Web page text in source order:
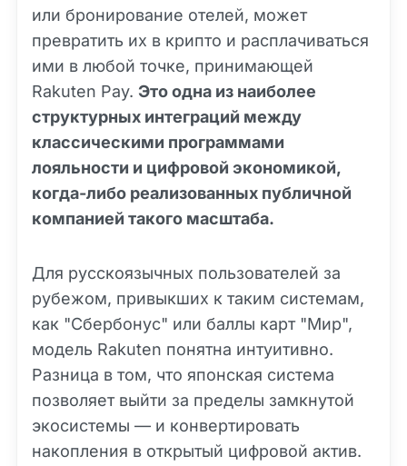
или бронирование отелей, может
превратить их в крипто и расплачиваться
ими в любой точке, принимающей
Rakuten Pay. Это одна из наиболее
структурных интеграций между
классическими программами
лояльности и цифровой экономикой,
когда-либо реализованных публичной
компанией такого масштаба.
Для русскоязычных пользователей за
рубежом, привыкших к таким системам,
как "Сбербонус" или баллы карт "Мир",
модель Rakuten понятна интуитивно.
Разница в том, что японская система
позволяет выйти за пределы замкнутой
экосистемы — и конвертировать
накопления в открытый цифровой актив.